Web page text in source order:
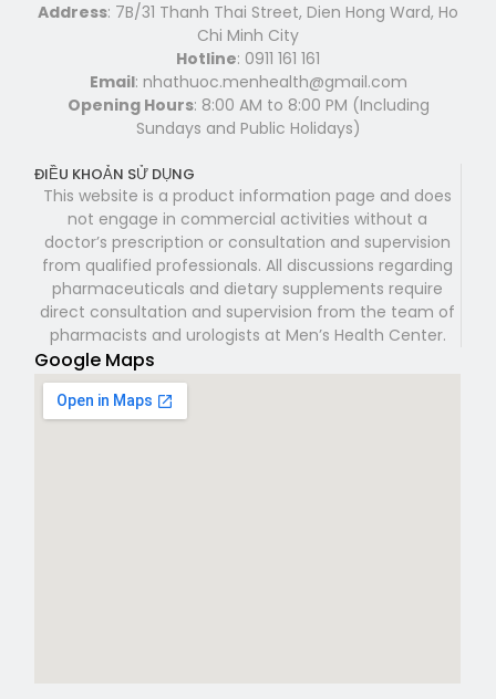
Address: 7B/31 Thanh Thai Street, Dien Hong Ward, Ho
Chi Minh City
Hotline: 0911 161 161
Email: nhathuoc.menhealth@gmail.com
Opening Hours: 8:00 AM to 8:00 PM (Including
Sundays and Public Holidays)
ĐIỀU KHOẢN SỬ DỤNG
This website is a product information page and does
not engage in commercial activities without a
doctor’s prescription or consultation and supervision
from qualified professionals. All discussions regarding
pharmaceuticals and dietary supplements require
direct consultation and supervision from the team of
pharmacists and urologists at Men’s Health Center.
Google Maps